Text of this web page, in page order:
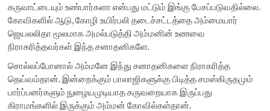
கருவாட்டையும் உண்பார்களா என்பது மட்டும் இங்கு பேசப்படுவதில்லை.
கோவிகளில் ஆடு, கோழி உயிர்பலி தடைச்சட்டத்தை அம்மையார்
ஜெயலலிதா மூலமாக அமல்படுத்தி அம்மனின் உணவை
நிராகரித்தவர்கள் இந்த சனாதனிகளே.
சொல்லப்போனால் அம்மனே இந்து சனாதனிகளை நிராகரித்த
தெய்வம்தான். இன்றைக்கும் பாலாஜிகளுக்கு பிடித்த சமஸ்கிருதமும்
பார்ப்பனர்களும் நுழையமுடியாத கருவறையாக இருப்பது
கிராமங்களில் இருக்கும் அம்மன் கோவில்கள்தான்.